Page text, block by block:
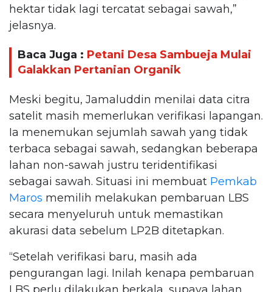
hektar tidak lagi tercatat sebagai sawah,”
jelasnya.
Baca Juga : Petani Desa Sambueja Mulai
Galakkan Pertanian Organik
Meski begitu, Jamaluddin menilai data citra
satelit masih memerlukan verifikasi lapangan.
Ia menemukan sejumlah sawah yang tidak
terbaca sebagai sawah, sedangkan beberapa
lahan non-sawah justru teridentifikasi
sebagai sawah. Situasi ini membuat Pemkab
Maros memilih melakukan pembaruan LBS
secara menyeluruh untuk memastikan
akurasi data sebelum LP2B ditetapkan.
“Setelah verifikasi baru, masih ada
pengurangan lagi. Inilah kenapa pembaruan